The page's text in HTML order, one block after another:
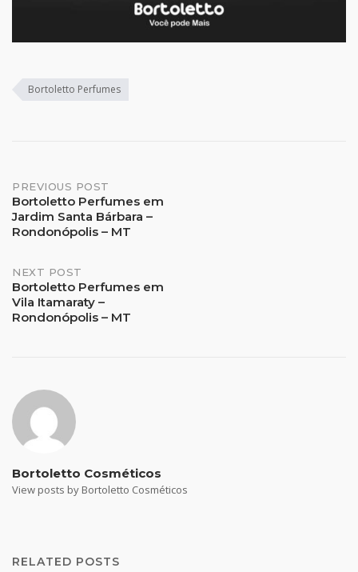
Bortoletto Perfumes
Post
navigation
PREVIOUS POST
Bortoletto Perfumes em
Jardim Santa Bárbara –
Rondonópolis – MT
NEXT POST
Bortoletto Perfumes em
Vila Itamaraty –
Rondonópolis – MT
Bortoletto Cosméticos
View posts by Bortoletto Cosméticos
RELATED POSTS